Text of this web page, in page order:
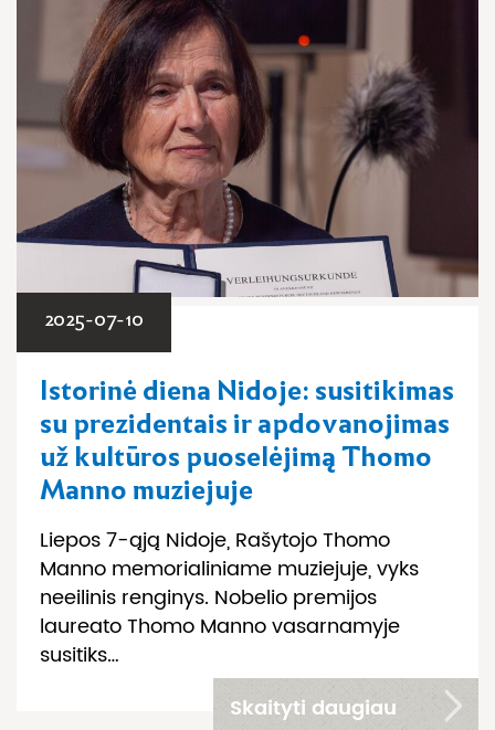
2025-07-10
Istorinė diena Nidoje: susitikimas
su prezidentais ir apdovanojimas
už kultūros puoselėjimą Thomo
Manno muziejuje
Liepos 7-ąją Nidoje, Rašytojo Thomo
Manno memorialiniame muziejuje, vyks
neeilinis renginys. Nobelio premijos
laureato Thomo Manno vasarnamyje
susitiks…
Skaityti daugiau